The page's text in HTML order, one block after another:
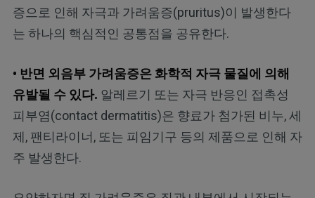
증으로 인해 자극과 가려움증(pruritus)이 발생한다
는 하나의 핵심적인 공통점을 공유한다.
• 반면 외음부 가려움증은 화학적 자극 물질에 의해
유발될 수 있다. 알레르기 또는 자극 반응인 접촉성
피부염(contact dermatitis)은 향료가 첨가된 비누, 세
제, 팬티라이너, 또는 피임기구 등의 제품으로 인해 자
주 발생한다.